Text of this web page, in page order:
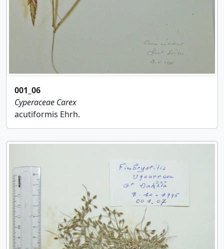
001_06
Cyperaceae Carex
acutiformis Ehrh.